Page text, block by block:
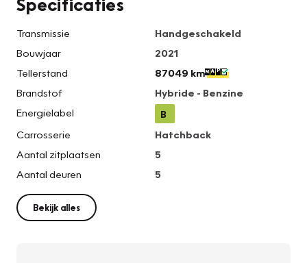
Transmissie
Handgeschakeld
Bouwjaar
2021
Tellerstand
87049 km
Brandstof
Hybride - Benzine
Energielabel
B
Carrosserie
Hatchback
Aantal zitplaatsen
5
Aantal deuren
5
Bekijk alles